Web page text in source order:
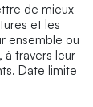
de mieux
et les
ensemble ou
à travers leur
Date limite